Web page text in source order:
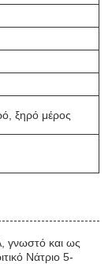
ξηρό μέρος
γνωστό και ως
Νάτριο 5-